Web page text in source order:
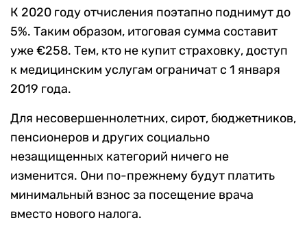
К 2020 году отчисления поэтапно поднимут до
5%. Таким образом, итоговая сумма составит
уже €258. Тем, кто не купит страховку, доступ
к медицинским услугам ограничат с 1 января
2019 года.
Для несовершеннолетних, сирот, бюджетников,
пенсионеров и других социально
незащищенных категорий ничего не
изменится. Они по-прежнему будут платить
минимальный взнос за посещение врача
вместо нового налога.